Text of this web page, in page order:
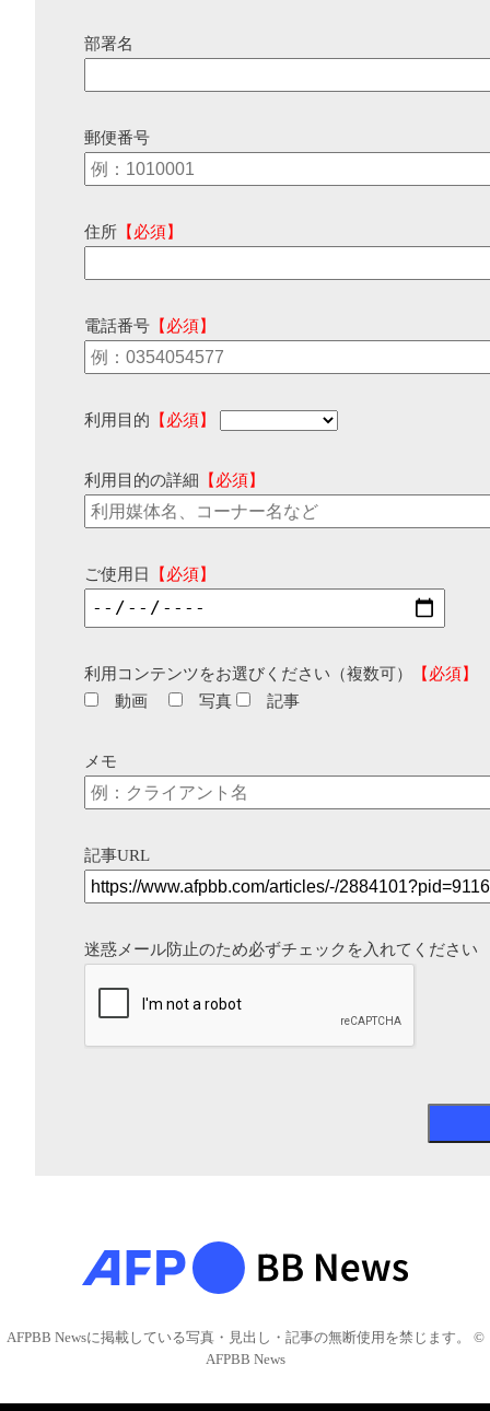
部署名
郵便番号
住所 【必須】
電話番号 【必須】
利用目的 【必須】
利用目的の詳細 【必須】
ご使用日 【必須】
利用コンテンツをお選びください（複数可）
【必須】
動画
写真 記事
メモ
記事URL
迷惑メール防止のため必ずチェックを入れてください
AFPBB Newsに掲載している写真・見出し・記事の無断使用を禁じます。 ©
AFPBB News